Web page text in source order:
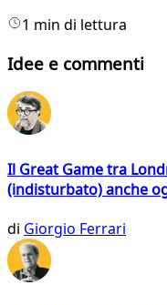
1 min di lettura
Idee e commenti
Il Great Game tra
(indisturbato) anche
di Giorgio Ferrari